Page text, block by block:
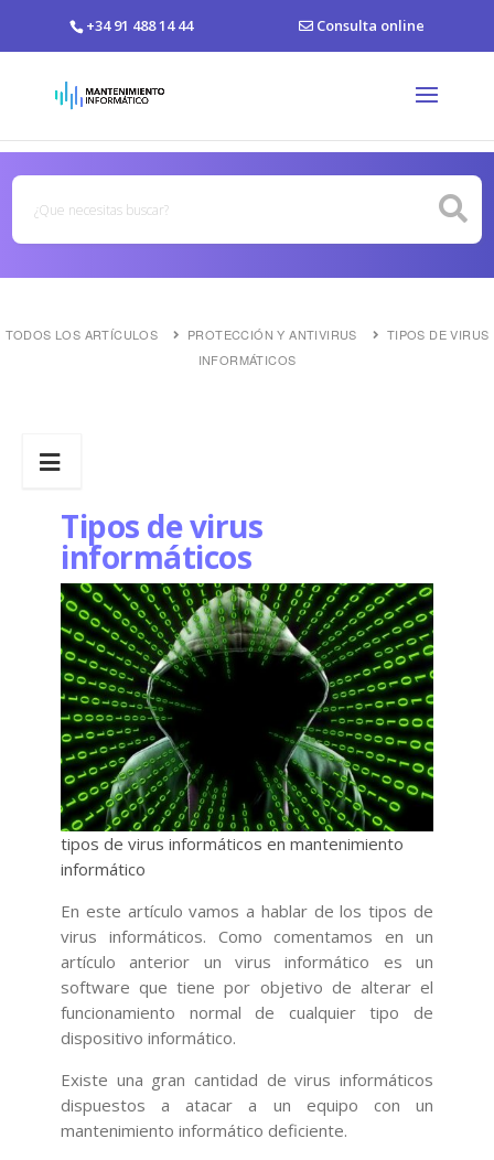
+34 91 488 14 44 Consulta online
TODOS LOS ARTÍCULOS PROTECCIÓN Y ANTIVIRUS
TIPOS DE VIRUS
INFORMÁTICOS
Tipos de virus
informáticos
tipos de virus informáticos en mantenimiento
informático
En este artículo vamos a hablar de los tipos de
virus informáticos. Como comentamos en un
artículo anterior un virus informático es un
software que tiene por objetivo de alterar el
funcionamiento normal de cualquier tipo de
dispositivo informático.
Existe una gran cantidad de virus informáticos
dispuestos a atacar a un equipo con un
mantenimiento informático deficiente.